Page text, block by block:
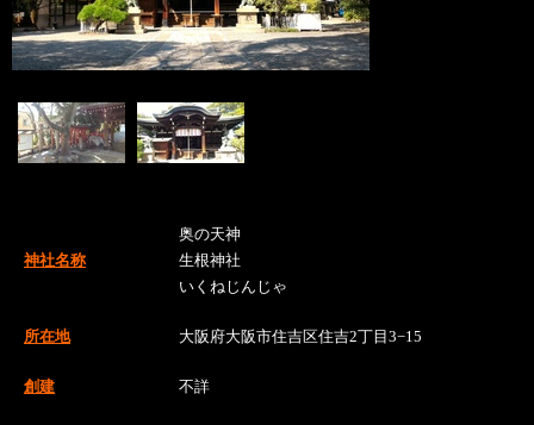
神社名称
奥の天神
生根神社
いくねじんじゃ
所在地 大阪府大阪市住吉区住吉2丁目3−15
創建 不詳